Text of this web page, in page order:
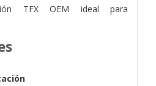
TFX OEM ideal para